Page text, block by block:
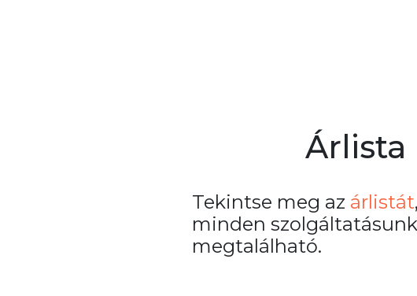
Árlista
Tekintse meg az árlistát
minden szolgáltatásunk
megtalálható.